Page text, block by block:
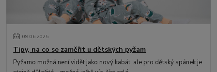
09.06.2025
Tipy, na co se zaměřit u dětských pyžam
Pyžamo možná není vidět jako nový kabát, ale pro dětský spánek je